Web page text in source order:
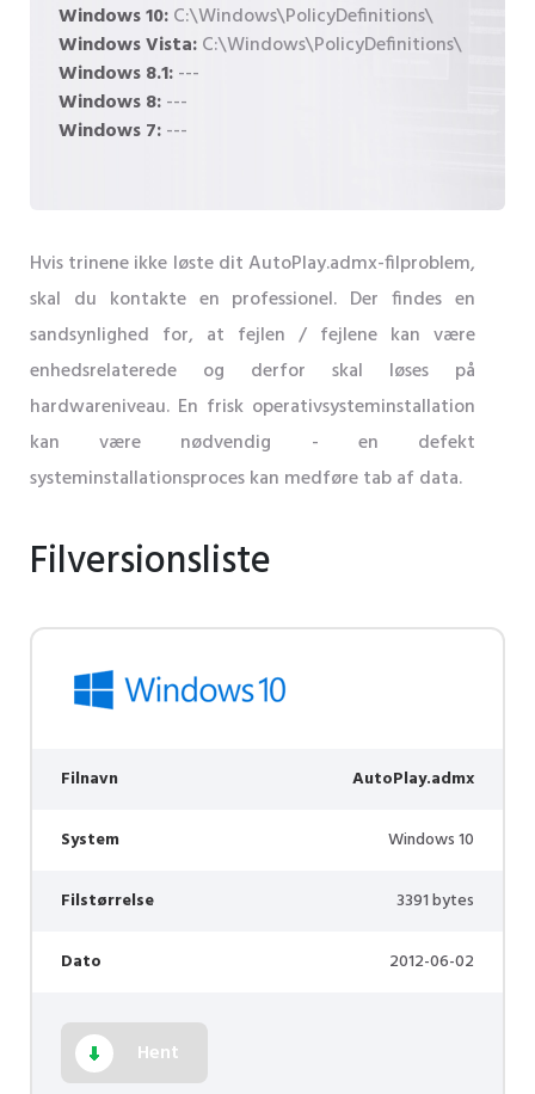
Windows 10:C:\Windows\PolicyDefinitions\
Windows Vista:C:\Windows\PolicyDefinitions\
Windows 8.1:---
Windows 8:---
Windows 7:---
Hvis trinene ikke løste dit AutoPlay.admx-filproblem,
skal du kontakte en professionel. Der findes en
sandsynlighed for, at fejlen / fejlene kan være
enhedsrelaterede og derfor skal løses på
hardwareniveau. En frisk operativsysteminstallation
kan være nødvendig - en defekt
systeminstallationsproces kan medføre tab af data.
Filversionsliste
Filnavn AutoPlay.admx
System Windows 10
Filstørrelse 3391 bytes
Dato 2012-06-02
Hent